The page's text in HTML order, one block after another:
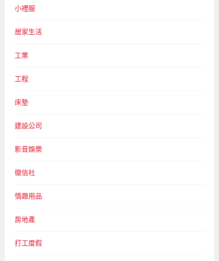
小禮服
居家生活
工業
工程
床墊
建設公司
影音娛樂
徵信社
情趣用品
房地產
打工度假